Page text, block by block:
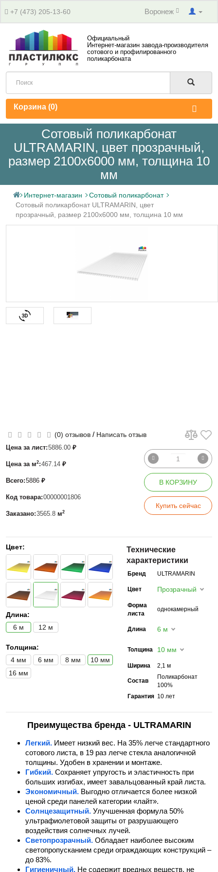
+7 (473) 205-13-60 Воронеж
Официальный
Интернет-магазин завода-производителя
сотового и профилированного
поликарбоната
Корзина (0)
Сотовый поликарбонат
ULTRAMARIN, цвет прозрачный,
размер 2100x6000 мм, толщина 10
мм
Интернет-магазин
Сотовый поликарбонат
Сотовый поликарбонат ULTRAMARIN, цвет
прозрачный, размер 2100x6000 мм, толщина 10 мм
(0) отзывов / Написать отзыв
Цена за лист:5886.00 ₽
Цена за м2:467.14 ₽
Всего:5886 ₽
Код товара:00000001806
Заказано:3565.8 м2
В КОРЗИНУ
Купить сейчас
Цвет:
Длина:
6 м
12 м
Толщина:
4 мм
6 мм 8 мм
10 мм
16 мм
Технические
характеристики
Бренд ULTRAMARIN
Цвет Прозрачный
Форма
листа
однокамерный
Длина 6 м
Толщина 10 мм
Ширина 2,1 м
Состав
Поликарбонат
100%
Гарантия 10 лет
Преимущества бренда - ULTRAMARIN
Легкий. Имеет низкий вес. На 35% легче стандартного
сотового листа, в 19 раз легче стекла аналогичной
толщины. Удобен в хранении и монтаже.
Гибкий. Сохраняет упругость и эластичность при
больших изгибах, имеет завальцованный край листа.
Экономичный. Выгодно отличается более низкой
ценой среди панелей категории «лайт».
Солнцезащитный. Улучшенная формула 50%
ультрафиолетовой защиты от разрушающего
воздействия солнечных лучей.
Светопрозрачный. Обладает наиболее высоким
светопропусканием среди ограждающих конструкций –
до 83%.
Гигиеничный. Не содержит вредных веществ, не